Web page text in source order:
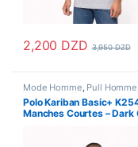
2,200 DZD 3,950DZD
Ce produit a
Mode Homme, Pull Homme
Vetements Homme
Polo Kariban Basic+
Manches Courtes – Dark